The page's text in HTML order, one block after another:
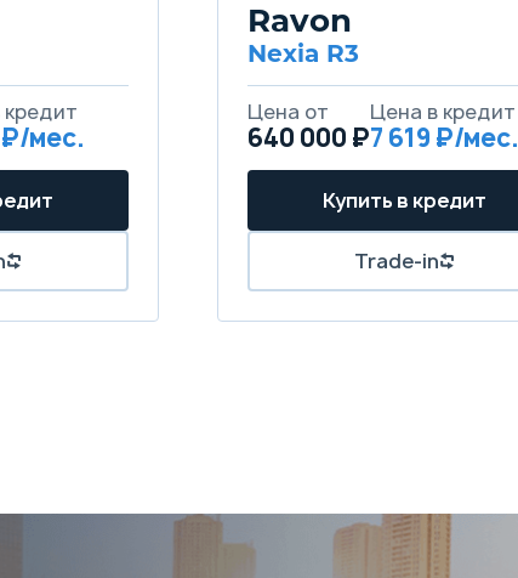
₽/мес.
Ravon
Nexia R3
Цена от
640 000 ₽
Цена в кредит
7 619 ₽/мес.
Купить в кредит
Trade-in